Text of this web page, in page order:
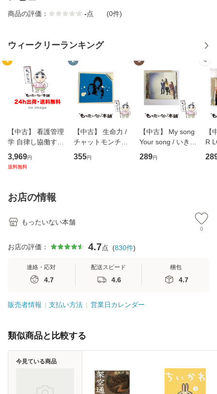
商品の評価： -点 (0件)
ウィークリーランキング
1
【中古】 看護管理
学 自律し協働する
専門職の看護マネ
ジメントスキル 改
恵 藤本幸三 / 南江
堂 [単行
3,969円
送料無料
2
【中古】 生命力 /
チャットモンチー /
キューンレコード
[CD]【メール便送
355円
3
【中古】 My song
Your song / いきも
のがかり / [CD]
【メール便送料無
289円
4
【
R
産
お店の情報
もったいない本舗
0
お店の評価： 4.7点 (830件)
連絡・応対
4.7
配送スピード
4.6
梱包
4.7
販売者情報 支払い方法 営業日カレンダー
類似商品と比較する
今見ている商品